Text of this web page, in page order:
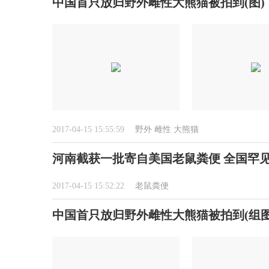
2017-04-15 15:55:59 野外 雌性 大熊猫
河南截获一批寄自美国老鼠粪便 全国罕
2017-04-15 15:52:22 老鼠粪便
中国首只放归野外雌性大熊猫被拍到(组